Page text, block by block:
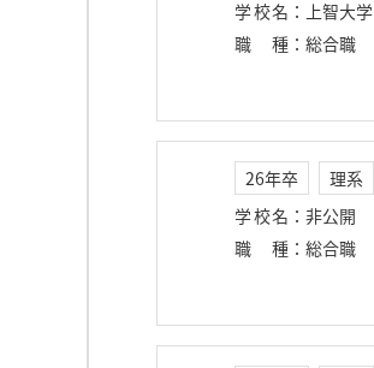
学校名 ： 上智大学
職種 ： 総合職
26年卒 理系
学校名 ： 非公開
職種 ： 総合職